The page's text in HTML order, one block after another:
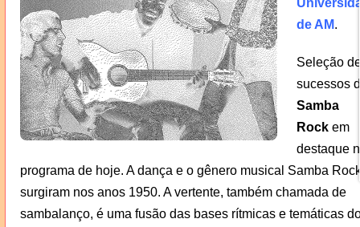
de AM.
Seleção
sucessos
Samba
Rockem
destaque
programa de hoje. A dança e o gênero musical Samba
surgiram nos anos 1950. A vertente, também chamada de
sambalanço, é uma fusão das bases rítmicas e temáticas